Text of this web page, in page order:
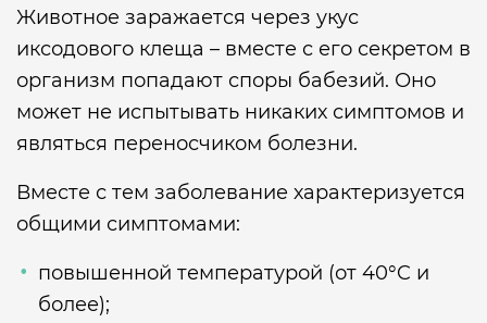
Животное заражается через укус
иксодового клеща – вместе с его секретом в
организм попадают споры бабезий. Оно
может не испытывать никаких симптомов и
являться переносчиком болезни.
Вместе с тем заболевание характеризуется
общими симптомами:
повышенной температурой (от 40°C и
более);